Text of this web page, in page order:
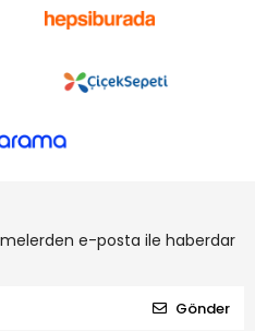
e-posta ile haberdar
Gönder